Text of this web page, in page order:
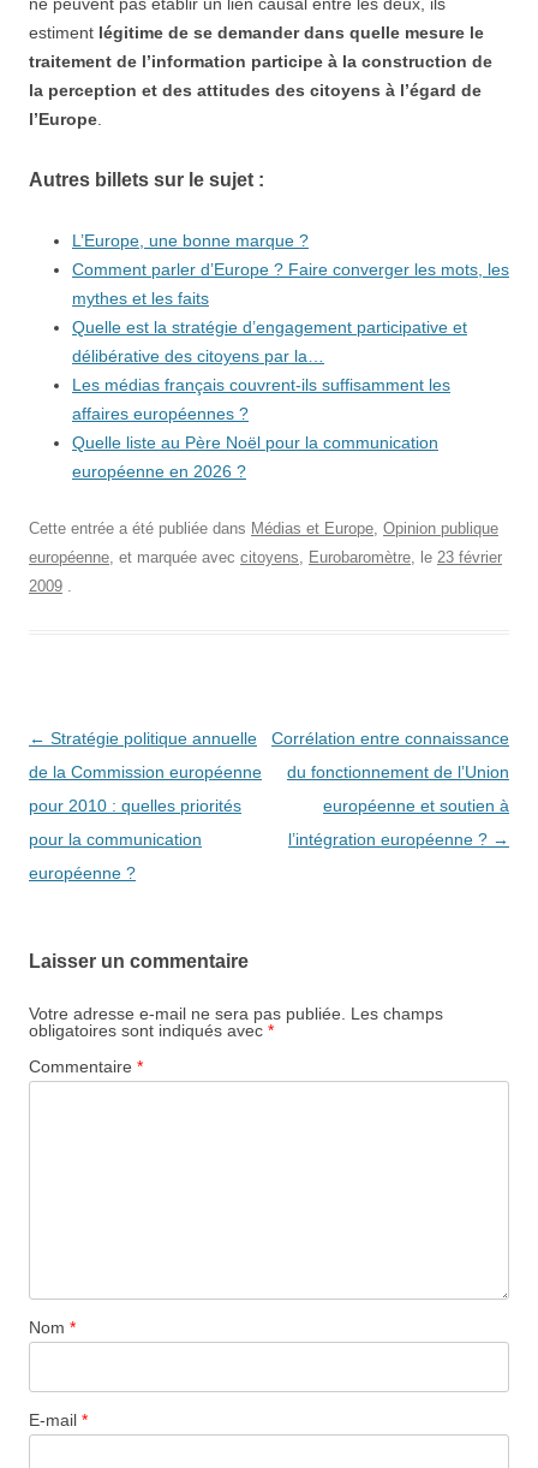
estiment légitime de se demander dans quelle mesure le
traitement de l’information participe à la construction de
la perception et des attitudes des citoyens à l’égard de
l’Europe
Autres billets sur le sujet :
L’Europe, une bonne marque ?
Comment parler d’Europe ? Faire converger les mots, les
mythes et les faits
Quelle est la stratégie d’engagement participative et
délibérative des citoyens par la…
Les médias français couvrent-ils suffisamment les
affaires européennes ?
Quelle liste au Père Noël pour la communication
européenne en 2026 ?
Cette entrée a été publiée dans Médias et Europe, Opinion publique
européenne, et marquée avec citoyens, Eurobaromètre, le 23 février
2009 .
Navigation
des
articles
← Stratégie politique annuelle
de la Commission européenne
pour 2010 : quelles priorités
pour la communication
européenne ?
Corrélation entre connaissance
du fonctionnement de l’Union
européenne et soutien à
l’intégration européenne ? →
Laisser un commentaire
Votre adresse e-mail ne sera pas publiée.
Les champs
obligatoires sont indiqués avec *
Commentaire *
Nom *
E-mail *